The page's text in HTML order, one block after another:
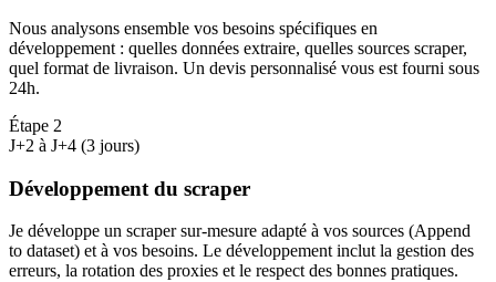
Nous analysons ensemble vos besoins spécifiques en
développement : quelles données extraire, quelles sources scraper,
quel format de livraison. Un devis personnalisé vous est fourni sous
24h.
Étape 2
J+2 à J+4 (3 jours)
Développement du scraper
Je développe un scraper sur-mesure adapté à vos sources (Append
to dataset) et à vos besoins. Le développement inclut la gestion des
erreurs, la rotation des proxies et le respect des bonnes pratiques.